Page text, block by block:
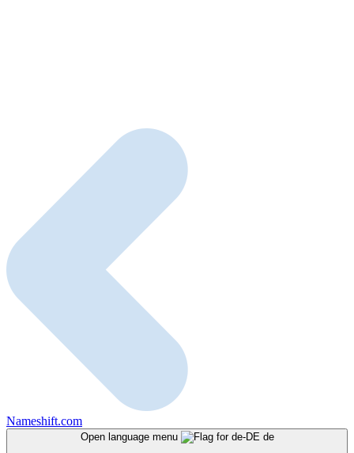
Nameshift.com
Open language menu de